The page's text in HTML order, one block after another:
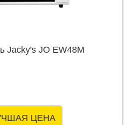
Jacky's JO EW48M
ЦЕНА